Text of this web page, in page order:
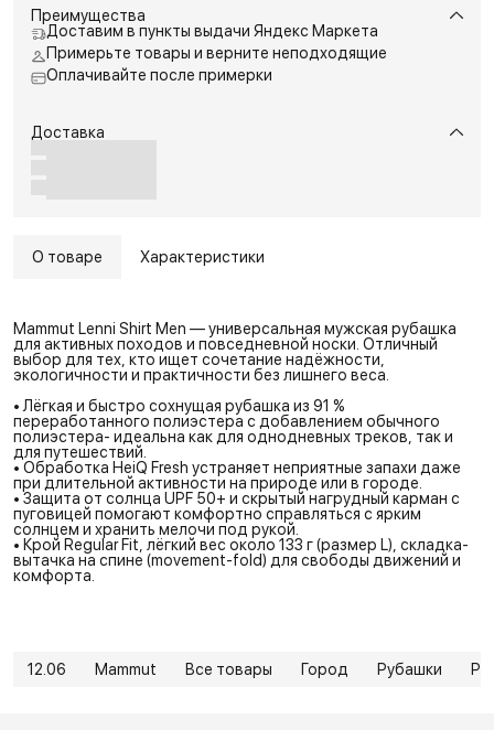
Преимущества
Доставим в пункты выдачи Яндекс Маркета
Примерьте товары и верните неподходящие
Оплачивайте после примерки
Доставка
О товаре Характеристики
Mammut Lenni Shirt Men — универсальная мужская рубашка
для активных походов и повседневной носки. Отличный
выбор для тех, кто ищет сочетание надёжности,
экологичности и практичности без лишнего веса.
• Лёгкая и быстро сохнущая рубашка из 91 %
переработанного полиэстера с добавлением обычного
полиэстера- идеальна как для однодневных треков, так и
для путешествий.
• Обработка HeiQ Fresh устраняет неприятные запахи даже
при длительной активности на природе или в городе.
• Защита от солнца UPF 50+ и скрытый нагрудный карман с
пуговицей помогают комфортно справляться с ярким
солнцем и хранить мелочи под рукой.
• Крой Regular Fit, лёгкий вес около 133 г (размер L), складка-
вытачка на спине (movement-fold) для свободы движений и
комфорта.
12.06 Mammut Все товары Город Рубашки